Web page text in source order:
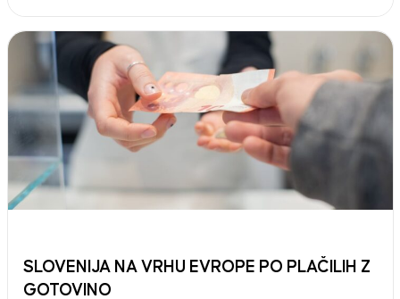
SLOVENIJA NA VRHU EVROPE PO PLAČILIH Z
GOTOVINO